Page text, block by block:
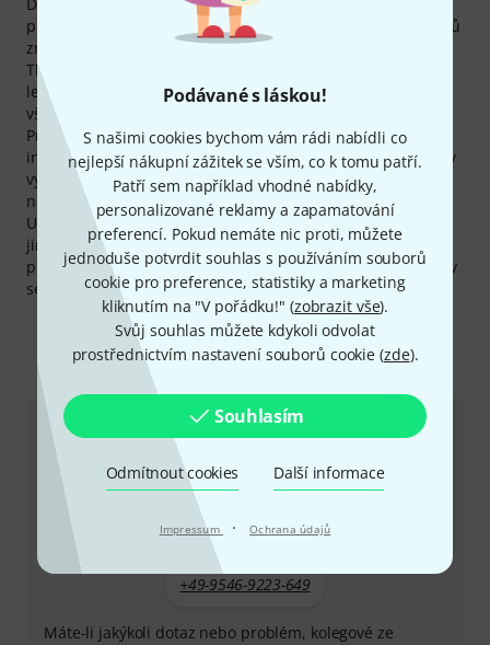
Podávané s láskou!
S našimi cookies bychom vám rádi nabídli co
nejlepší nákupní zážitek se vším, co k tomu patří.
Patří sem například vhodné nabídky,
personalizované reklamy a zapamatování
preferencí. Pokud nemáte nic proti, můžete
jednoduše potvrdit souhlas s používáním souborů
cookie pro preference, statistiky a marketing
kliknutím na "V pořádku!" (zobrazit vše).
Svůj souhlas můžete kdykoli odvolat
prostřednictvím nastavení souborů cookie (zde).
Souhlasím
Odmítnout cookies Další informace
Impressum · Ochrana údajů
Dostupnost produktů The Box leží s 96% zřetelně na
průměrem všech značek. Momentálně máme 130 produktů
značky The Box k dispozici skladem.
The Box poskytuje na svoje produkty standardně jen 2-
letou záruku, s naší 3letou zárukou firmy Thomann jste
však chráněni o jeden rok déle.
Produkty The Box patří k těm nejnavštěvovanějším na naší
internetové stránce. Za poslední měsíc produktové stránky
výrobce zaznamenaly v našem internetovém obchodě více
než 200.000 návštěv.
U Thomanna koupíte produkty The Box výhodněji než
jinde. Jen za poslední tři měsíce jsme snížili ceny 11
produktů tohoto výrobce. Navíc nabízíme různé produkty v
setu nebo jako vrácené zboží s výraznou slevou.
Kontaktujte nás
Zákaznický servis - Česko
+49-9546-9223-649
Máte-li jakýkoli dotaz nebo problém, kolegové ze